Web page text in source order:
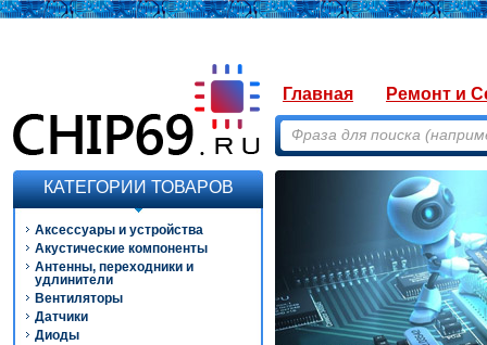
Главная Ремонт и
КАТЕГОРИИ ТОВАРОВ
Аксессуары и устройства
Акустические компоненты
Антенны, переходники и
удлинители
Вентиляторы
Датчики
Диоды